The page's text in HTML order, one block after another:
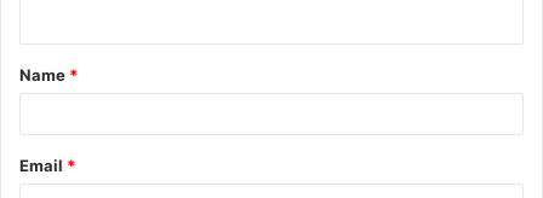
Name *
Email *